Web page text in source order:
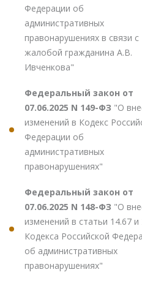
Федерации об
административных
правонарушениях в связи с
жалобой гражданина А.В.
Ивченкова"
Федеральный закон от
07.06.2025 N 149-ФЗ "О
изменений в Кодекс
Федерации об
административных
правонарушениях"
Федеральный закон от
07.06.2025 N 148-ФЗ "О
изменений в статьи 14.67 и
Кодекса Российской
об административных
правонарушениях"